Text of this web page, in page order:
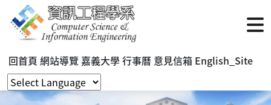
回首頁 網站導覽 嘉義大學行事曆 意見信箱 English_Site